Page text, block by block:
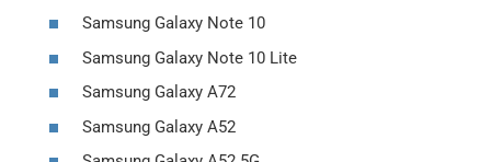
Samsung Galaxy Note 10
Samsung Galaxy Note 10 Lite
Samsung Galaxy A72
Samsung Galaxy A52